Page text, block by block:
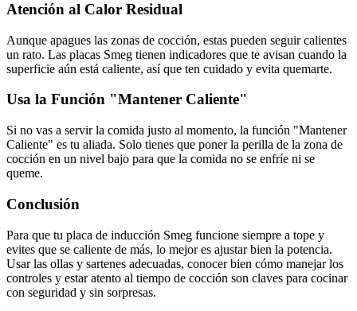
Atención al Calor Residual
Aunque apagues las zonas de cocción, estas pueden seguir calientes
un rato. Las placas Smeg tienen indicadores que te avisan cuando la
superficie aún está caliente, así que ten cuidado y evita quemarte.
Usa la Función "Mantener Caliente"
Si no vas a servir la comida justo al momento, la función "Mantener
Caliente" es tu aliada. Solo tienes que poner la perilla de la zona de
cocción en un nivel bajo para que la comida no se enfríe ni se
queme.
Conclusión
Para que tu placa de inducción Smeg funcione siempre a tope y
evites que se caliente de más, lo mejor es ajustar bien la potencia.
Usar las ollas y sartenes adecuadas, conocer bien cómo manejar los
controles y estar atento al tiempo de cocción son claves para cocinar
con seguridad y sin sorpresas.